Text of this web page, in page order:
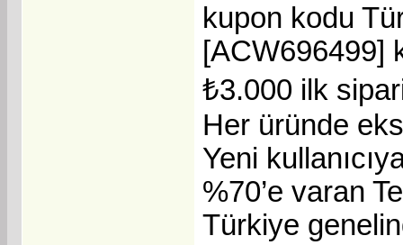
kupon kodu
[ACW696499]
₺3.000 ilk
Her üründe
Yeni
%70’e varan
Türkiye